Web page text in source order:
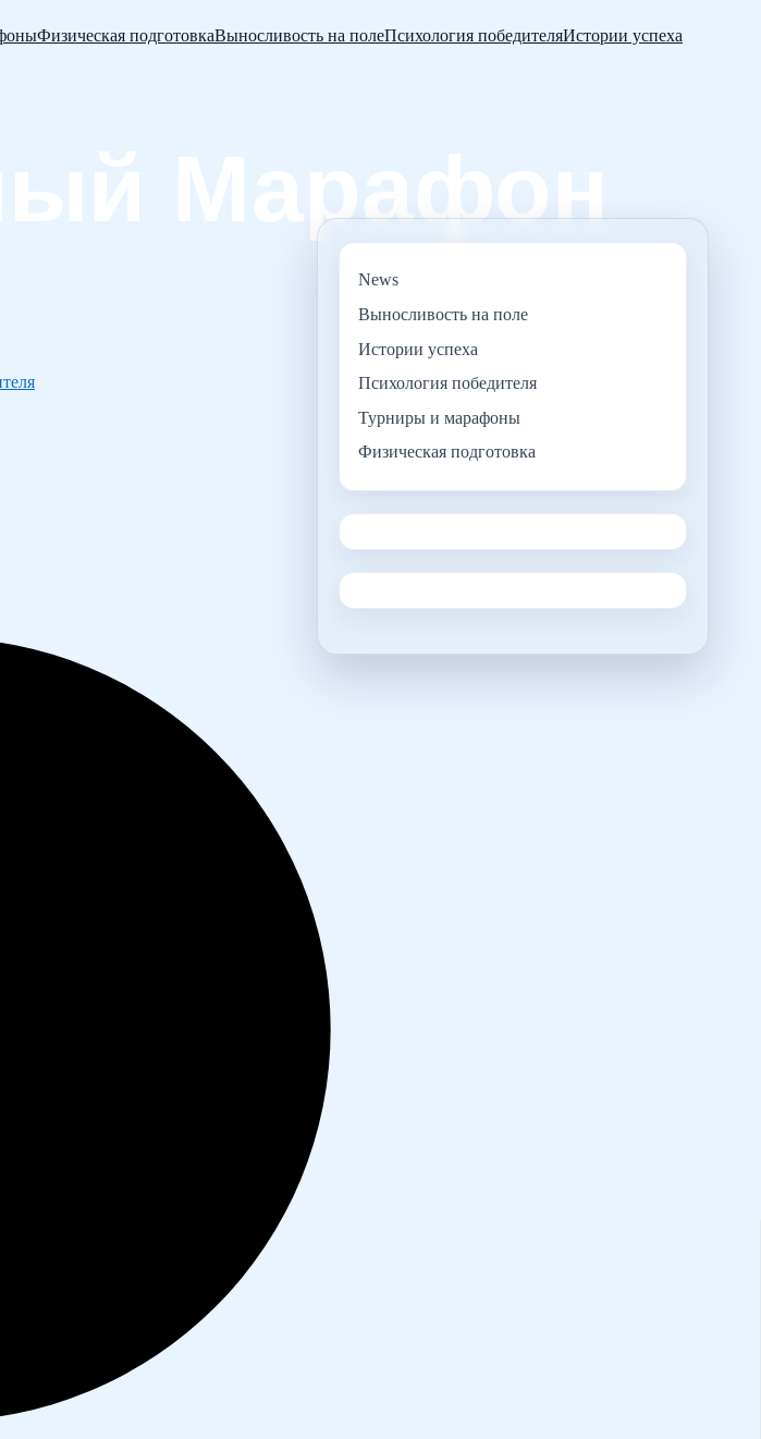
Физическая подготовкаВыносливость на полеПсихология победителяИстории успеха
News
Выносливость на поле
Истории успеха
Психология победителя
Турниры и марафоны
Физическая подготовка